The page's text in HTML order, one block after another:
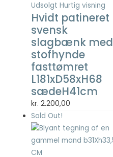
Udsolgt Hurtig visning
Hvidt patineret
svensk
slagbænk med
stofhynde
fasttømret
L181xD58xH68
sædeH41cm
kr. 2.200,00
Sold Out!